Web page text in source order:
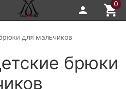
0
для мальчиков
брюки